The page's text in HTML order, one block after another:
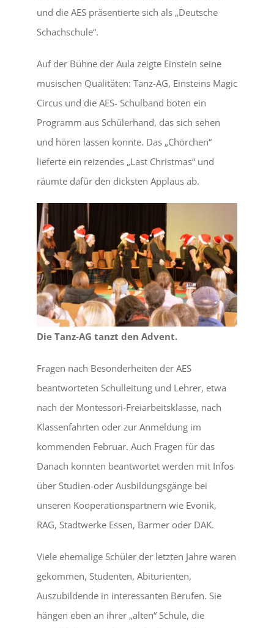
und die AES präsentierte sich als „Deutsche
Schachschule“.
Auf der Bühne der Aula zeigte Einstein seine
musischen Qualitäten: Tanz-AG, Einsteins Magic
Circus und die AES- Schulband boten ein
Programm aus Schülerhand, das sich sehen
und hören lassen konnte. Das „Chörchen“
lieferte ein reizendes „Last Christmas“ und
räumte dafür den dicksten Applaus ab.
Die Tanz-AG tanzt den Advent.
Fragen nach Besonderheiten der AES
beantworteten Schulleitung und Lehrer, etwa
nach der Montessori-Freiarbeitsklasse, nach
Klassenfahrten oder zur Anmeldung im
kommenden Februar. Auch Fragen für das
Danach konnten beantwortet werden mit Infos
über Studien-oder Ausbildungsgänge bei
unseren Kooperationspartnern wie Evonik,
RAG, Stadtwerke Essen, Barmer oder DAK.
Viele ehemalige Schüler der letzten Jahre waren
gekommen, Studenten, Abiturienten,
Auszubildende in interessanten Berufen. Sie
hängen eben an ihrer „alten“ Schule, die